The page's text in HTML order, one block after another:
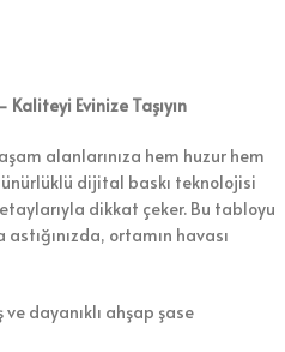
Evinize Taşıyın
alanlarınıza hem huzur hem
dijital baskı teknolojisi
dikkat çeker. Bu tabloyu
ortamın havası
dayanıklı ahşap şase
koruyucu vernikle kaplayarak